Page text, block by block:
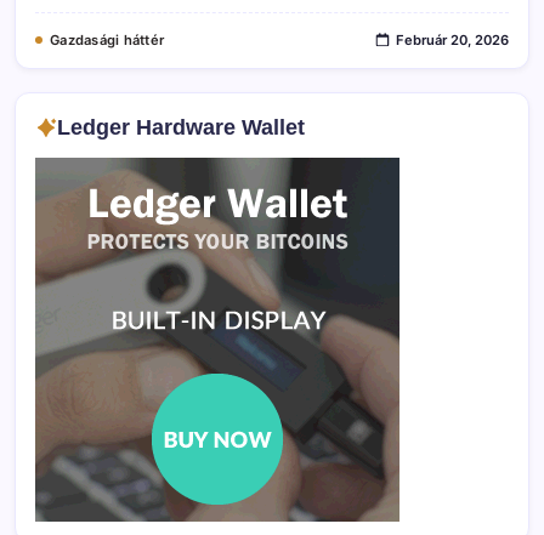
Gazdasági háttér Február 20, 2026
Ledger Hardware Wallet